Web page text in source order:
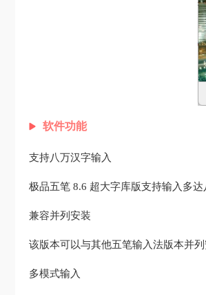
软件功能
支持八万汉字输入
极品五笔 8.6 超大字库版支持输入多
兼容并列安装
该版本可以与其他五笔输入法版本并
多模式输入